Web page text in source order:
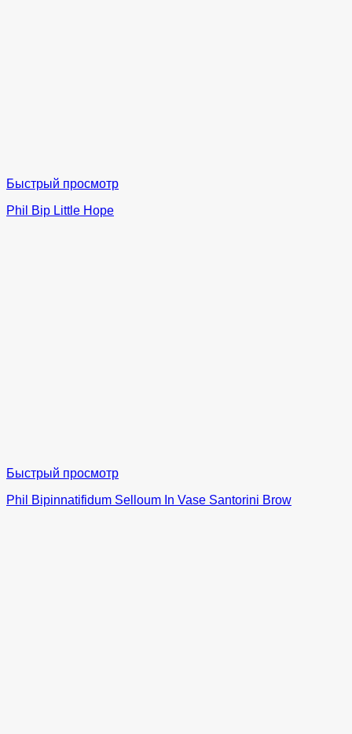
Быстрый просмотр
Phil Bip Little Hope
Быстрый просмотр
Phil Bipinnatifidum Selloum In Vase Santorini Brow